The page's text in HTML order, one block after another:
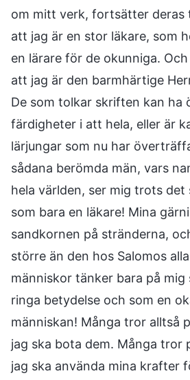
om mitt verk, fortsätter deras
att jag är en stor läkare, som
en lärare för de okunniga.
att jag är den barmhärtige
De som tolkar skriften kan ha
färdigheter i att hela, eller är
lärjungar som nu har
sådana berömda män, vars
hela världen, ser mig trots det
som bara en läkare! Mina
sandkornen på stränderna,
större än den hos Salomos
människor tänker bara på mig
ringa betydelse och som en
människan! Många tror alltså
jag ska bota dem. Många tror
jag ska använda mina krafter